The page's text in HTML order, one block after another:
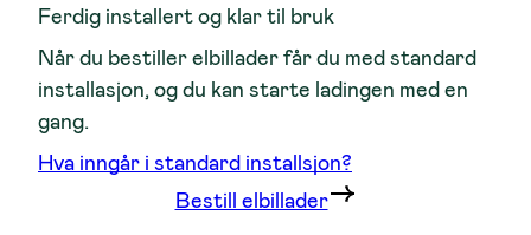
Ferdig installert og klar til bruk
Når du bestiller elbillader får du med standard
installasjon, og du kan starte ladingen med en
gang.
Hva inngår i standard installsjon?
Bestill elbillader